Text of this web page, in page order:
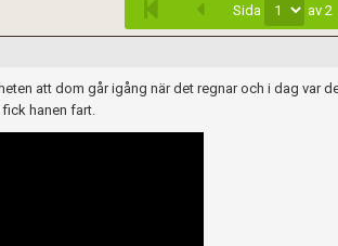
Sida av 2
att dom går igång när det regnar och i dag var
hanen fart.
Privacy Policy
Skapa konto